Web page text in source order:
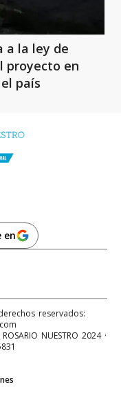
a la ley de
proyecto en
país
en
reservados:
NUESTRO 2024 ·